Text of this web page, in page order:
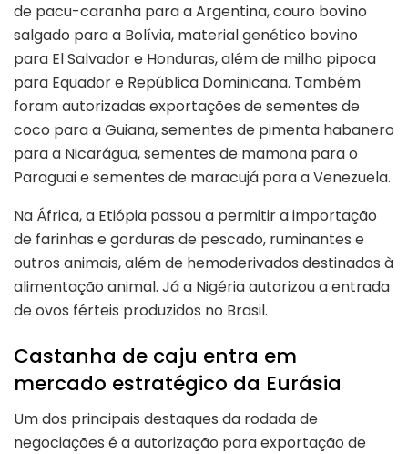
de pacu-caranha para a Argentina, couro bovino
salgado para a Bolívia, material genético bovino
para El Salvador e Honduras, além de milho pipoca
para Equador e República Dominicana. Também
foram autorizadas exportações de sementes de
coco para a Guiana, sementes de pimenta habanero
para a Nicarágua, sementes de mamona para o
Paraguai e sementes de maracujá para a Venezuela.
Na África, a Etiópia passou a permitir a importação
de farinhas e gorduras de pescado, ruminantes e
outros animais, além de hemoderivados destinados à
alimentação animal. Já a Nigéria autorizou a entrada
de ovos férteis produzidos no Brasil.
Castanha de caju entra em
mercado estratégico da Eurásia
Um dos principais destaques da rodada de
negociações é a autorização para exportação de